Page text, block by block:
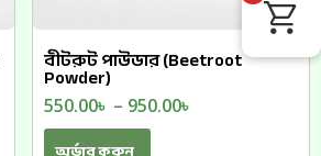
বীটরুট পাউডার (Beetroot
Powder)
550.00৳ – 950.00৳